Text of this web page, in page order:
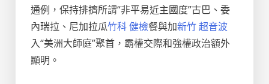
通例，保持排擠所謂“非平易近主國度”古巴、委
內瑞拉、尼加拉瓜竹科 健檢餐與加新竹 超音波
入“美洲大師庭”聚首，霸權交際和強權政治額外
顯明。